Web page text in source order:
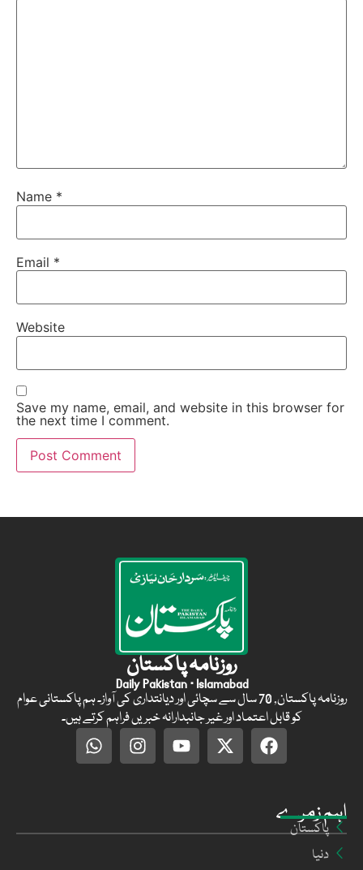
Name *
Email *
Website
Save my name, email, and website in this browser for
the next time I comment.
اہم زمرے
پاکستان
دنیا
روزنامہ پاکستان
Daily Pakistan · Islamabad
روزنامہ پاکستان, 70 سال سے سچائی اور دیانتداری کی آواز۔ ہم پاکستانی عوام
کو قابل اعتماد اور غیر جانبدارانہ خبریں فراہم کرتے ہیں۔